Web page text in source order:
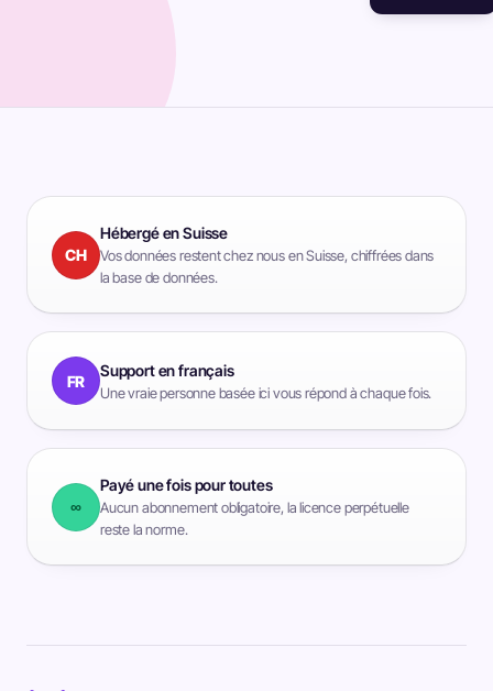
CH
Hébergé en Suisse
Vos données restent chez nous en Suisse, chiffrées dans
la base de données.
FR
Support en français
Une vraie personne basée ici vous répond à chaque fois.
∞
Payé une fois pour toutes
Aucun abonnement obligatoire, la licence perpétuelle
reste la norme.